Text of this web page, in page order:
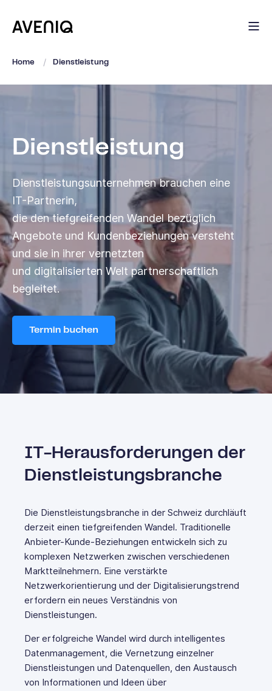
Home Dienstleistung
Dienstleistung
Dienstleistungsunternehmen brauchen eine
IT-Partnerin,
die den tiefgreifenden Wandel bezüglich
Angebote und Kundenbeziehungen versteht
und sie in ihrer vernetzten
und digitalisierten Welt partnerschaftlich
begleitet.
IT-Herausforderungen der
Dienstleistungsbranche
Die Dienstleistungsbranche in der Schweiz durchläuft
derzeit einen tiefgreifenden Wandel. Traditionelle
Anbieter-Kunde-Beziehungen entwickeln sich zu
komplexen Netzwerken zwischen verschiedenen
Marktteilnehmern. Eine verstärkte
Netzwerkorientierung und der Digitalisierungstrend
erfordern ein neues Verständnis von
Dienstleistungen.
Der erfolgreiche Wandel wird durch intelligentes
Datenmanagement, die Vernetzung einzelner
Dienstleistungen und Datenquellen, den Austausch
von Informationen und Ideen über